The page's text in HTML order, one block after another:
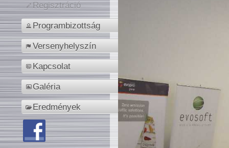
Regisztráció
Programbizottság
Versenyhelyszín
Kapcsolat
Galéria
Eredmények